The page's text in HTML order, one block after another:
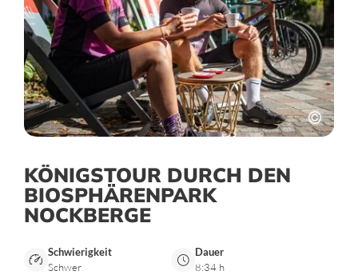
KÖNIGSTOUR DURCH DEN
BIOSPHÄRENPARK
NOCKBERGE
Schwierigkeit
Schwer
Dauer
8:34 h